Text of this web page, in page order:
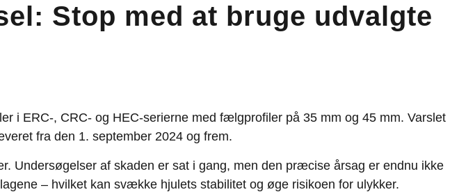
Stop med at bruge udvalgte
i ERC-, CRC- og HEC-serierne med fælgprofiler på 35 mm og 45 mm. Varslet
fra den 1. september 2024 og frem.
Undersøgelser af skaden er sat i gang, men den præcise årsag er endnu ikke
– hvilket kan svække hjulets stabilitet og øge risikoen for ulykker.